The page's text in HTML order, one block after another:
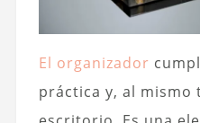
El organizador
práctica y, al mismo